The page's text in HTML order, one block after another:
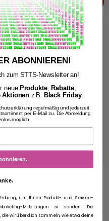
Luv
ABONNIEREN!
zum STTS-Newsletter an!
neue Produkte, Rabatte
Aktionen z.B. Black Friday.
regelmäßig und jederzeit
per E-Mail zu. Die Abmeldung
möglich.
um Ihnen Produkt- und Service-
Mitteilungen zu senden. Die
wir über dich sammeln, wie etwa deine